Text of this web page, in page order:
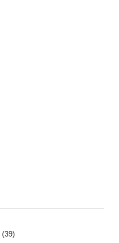
(39)